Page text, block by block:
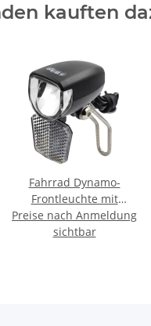
kauften
Fahrrad Dynamo-
Frontleuchte mit
Lichtautomatik,
Standlicht, Reflektor
Preise nach Anmeldung
sichtbar